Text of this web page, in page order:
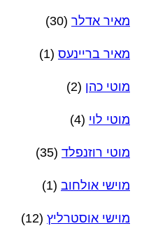
מאיר אדלר (30)
מאיר בריינעס (1)
מוטי כהן (2)
מוטי לוי (4)
מוטי רוזנפלד (35)
מוישי אולחוב (1)
מוישי אוסטרליץ (12)